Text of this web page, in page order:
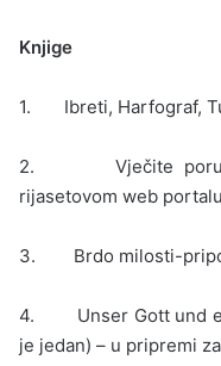
Knjige
1. Ibreti, Harfograf,
2. Vječite poruke,
rijasetovom web
3. Brdo milosti-
4. Unser Gott und
je jedan) – u pripremi